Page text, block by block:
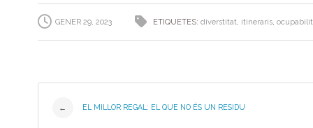
b
o
k
dI
n
a
m
A
p
ar
te
GENER 29, 2023 ETIQUETES: diverstitat itineraris,
Post
← EL MILLOR REGAL: EL QUE NO ÉS UN RESIDU